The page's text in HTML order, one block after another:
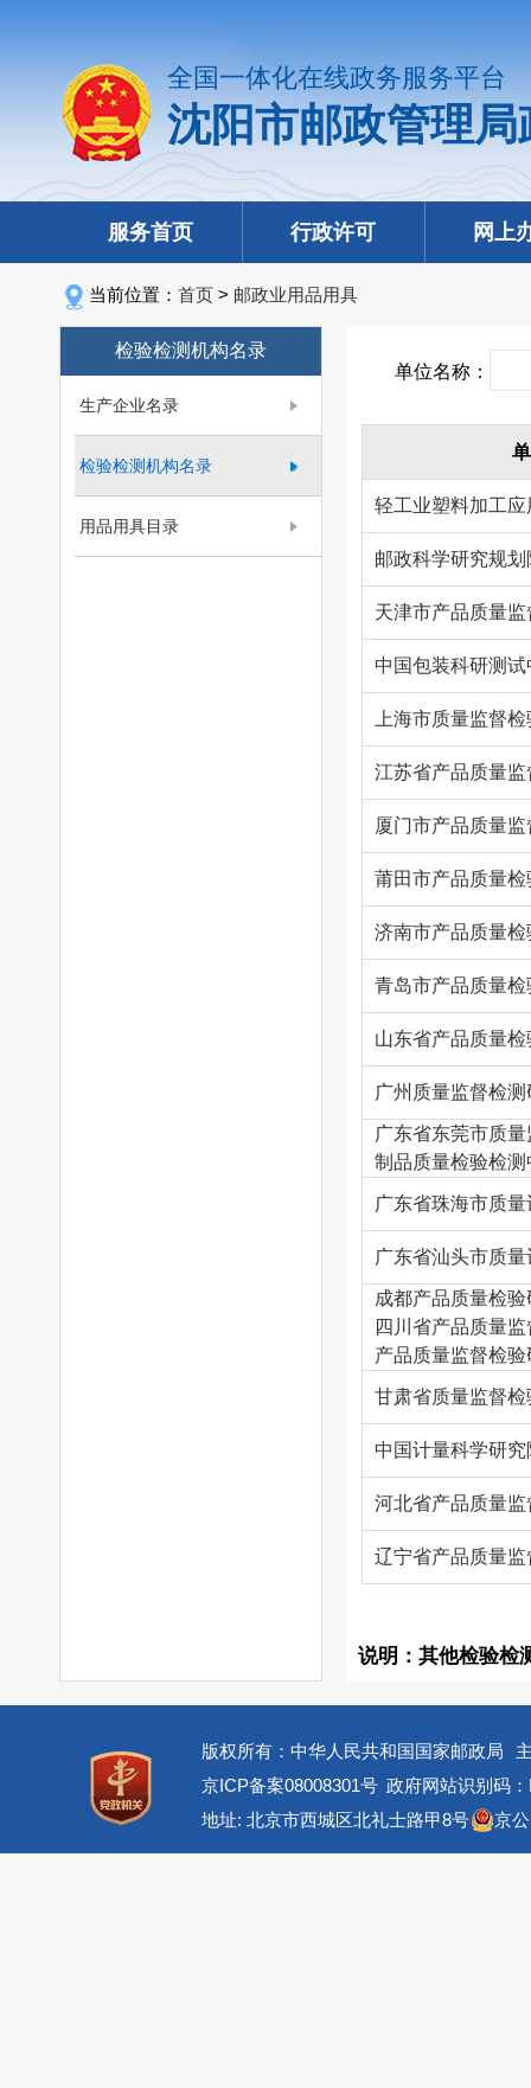
全国一体化在线政务服务平台
沈阳市邮政管理
服务首页 行政许可 网上
当前位置： 首页 > 邮政业用品用具
检验检测机构名录
生产企业名录
检验检测机构名录
用品用具目录
单位名称：
轻工业塑料加工应
邮政科学研究规
天津市产品质量
中国包装科研测试
上海市质量监督
江苏省产品质量
厦门市产品质量
莆田市产品质量检
济南市产品质量检
青岛市产品质量检
山东省产品质量
广州质量监督检
广东省东莞市质
制品质量检验检测
广东省珠海市质
广东省汕头市质
成都产品质量检
四川省产品质量
产品质量监督检验
甘肃省质量监督检
中国计量科学研究
河北省产品质量
辽宁省产品质量监
说明：其他检验检
版权所有：中华人民共和国国家邮政局
京ICP备案08008301号 政府网站识别码
地址: 北京市西城区北礼士路甲8号
京